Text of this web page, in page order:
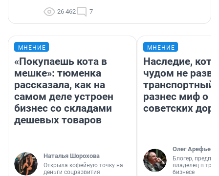
26 462 7
МНЕНИЕ
«Покупаешь кота в
мешке»: тюменка
рассказала, как на
самом деле устроен
бизнес со складами
дешевых товаров
Наталья Шорохова
Открыла кофейную точку на
деньги соцразвития
МНЕНИЕ
Наследие,
чудом не
транспортный
разнес миф о
советских
Олег Арефьев
Блогер,
владелец в
бизнесе